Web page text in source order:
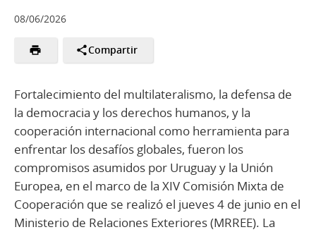
08/06/2026
Compartir
Fortalecimiento del multilateralismo, la defensa de
la democracia y los derechos humanos, y la
cooperación internacional como herramienta para
enfrentar los desafíos globales, fueron los
compromisos asumidos por Uruguay y la Unión
Europea, en el marco de la XIV Comisión Mixta de
Cooperación que se realizó el jueves 4 de junio en el
Ministerio de Relaciones Exteriores (MRREE). La